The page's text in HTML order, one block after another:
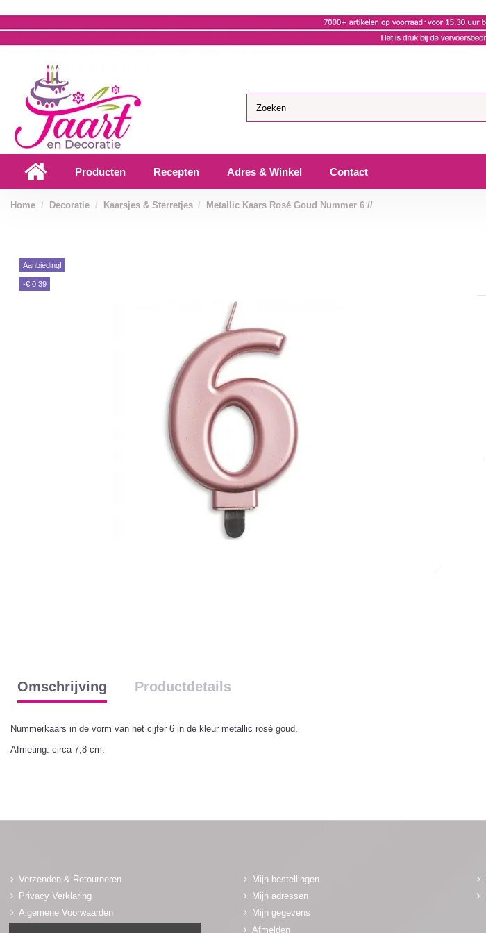
Producten Recepten Adres & Winkel Contact
Home Decoratie Kaarsjes & Sterretjes Metallic Kaars Rosé Goud Nummer 6 //
Aanbieding!
-€ 0,39
Omschrijving Productdetails
Nummerkaars in de vorm van het cijfer 6 in de kleur metallic rosé goud.
Afmeting: circa 7,8 cm.
Verzenden & Retourneren
Privacy Verklaring
Algemene Voorwaarden
Mijn bestellingen
Mijn adressen
Mijn gegevens
Afmelden